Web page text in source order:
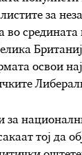
за
во
освои
за
тој да